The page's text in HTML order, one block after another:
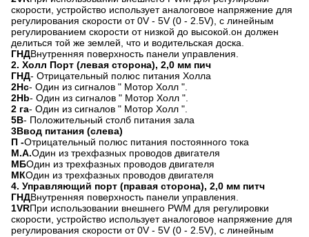
скорости, устройство использует аналоговое напряжение для
регулирования скорости от 0V - 5V (0 - 2.5V), с линейным
регулированием скорости от низкой до высокой.он должен
делиться той же землей, что и водительская доска.
ГНДВнутренняя поверхность панели управления.
2. Холл Порт (левая сторона), 2,0 мм пич
ГНД- Отрицательный полюс питания Холла
2Hc- Один из сигналов " Мотор Холл ".
2Hb- Один из сигналов " Мотор Холл ".
2 га- Один из сигналов " Мотор Холл ".
5В- Положительный столб питания зала
3Ввод питания (слева)
П -Отрицательный полюс питания постоянного тока
М.А.Один из трехфазных проводов двигателя
МБОдин из трехфазных проводов двигателя
МКОдин из трехфазных проводов двигателя
4. Управляющий порт (правая сторона), 2,0 мм питч
ГНДВнутренняя поверхность панели управления.
1VRПри использовании внешнего PWM для регулировки
скорости, устройство использует аналоговое напряжение для
регулирования скорости от 0V - 5V (0 - 2.5V), с линейным